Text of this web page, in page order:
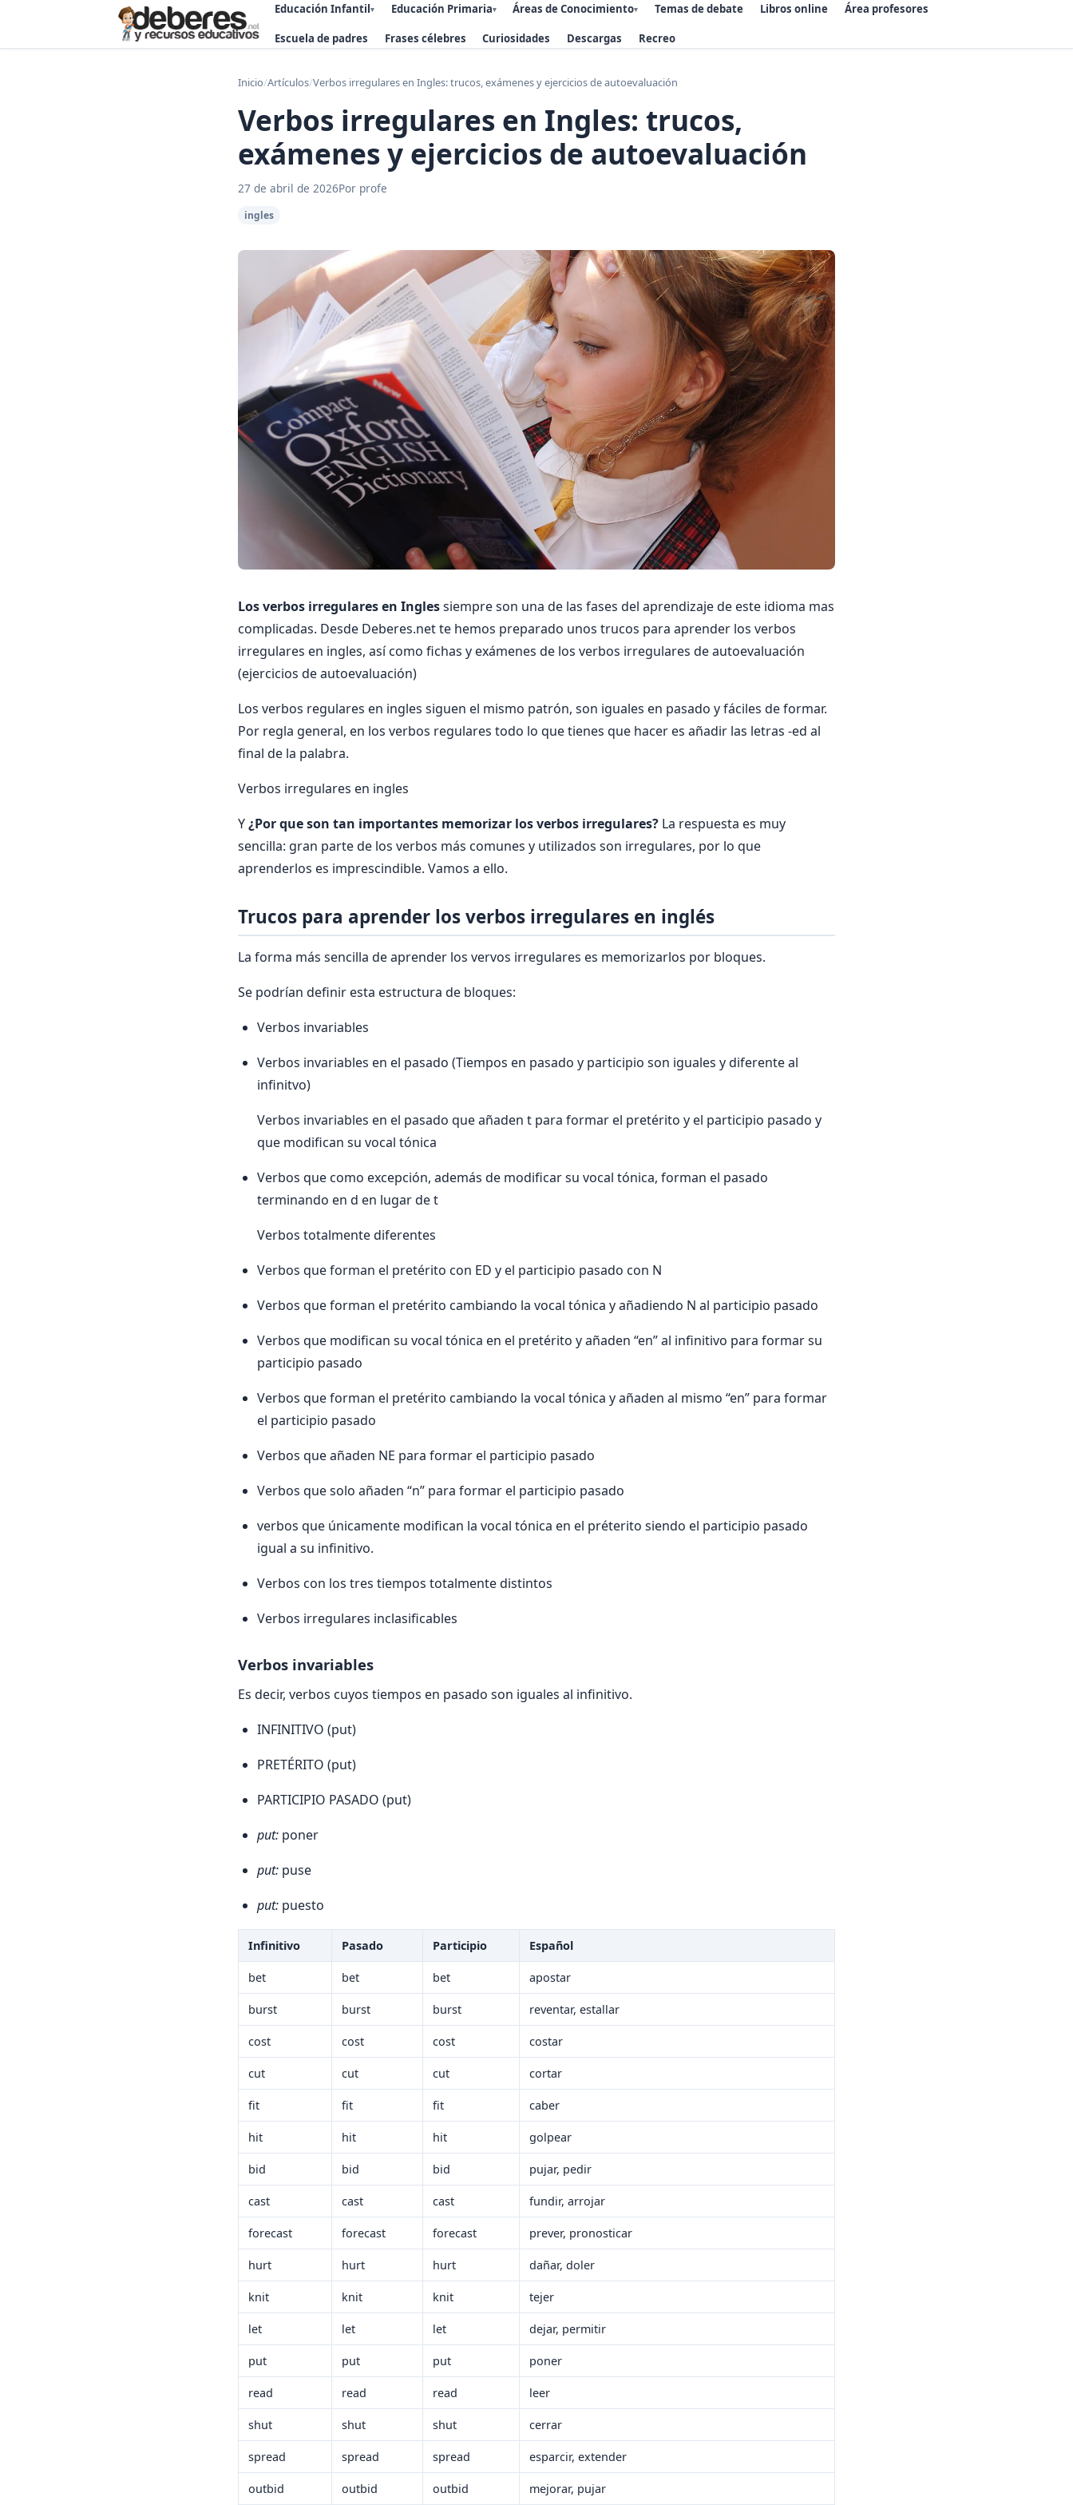
Educación Infantil▾ Educación Primaria▾ Áreas de Conocimiento▾ Temas de debate Libros online Área profesores
Escuela de padres Frases célebres Curiosidades Descargas Recreo
Inicio/Artículos/Verbos irregulares en Ingles: trucos, exámenes y ejercicios de autoevaluación
Verbos irregulares en Ingles: trucos,
exámenes y ejercicios de autoevaluación
27 de abril de 2026Por profe
ingles
Los verbos irregulares en Inglessiempre son una de las fases del aprendizaje de este idioma mas
complicadas. Desde Deberes.net te hemos preparado unos trucos para aprender los verbos
irregulares en ingles, así como fichas y exámenes de los verbos irregulares de autoevaluación
(ejercicios de autoevaluación)
Los verbos regulares en ingles siguen el mismo patrón, son iguales en pasado y fáciles de formar.
Por regla general, en los verbos regulares todo lo que tienes que hacer es añadir las letras -ed al
final de la palabra.
Verbos irregulares en ingles
Y¿Por que son tan importantes memorizar los verbos irregulares? La respuesta es muy
sencilla: gran parte de los verbos más comunes y utilizados son irregulares, por lo que
aprenderlos es imprescindible. Vamos a ello.
Trucos para aprender los verbos irregulares en inglés
La forma más sencilla de aprender los vervos irregulares es memorizarlos por bloques.
Se podrían definir esta estructura de bloques:
Verbos invariables
Verbos invariables en el pasado (Tiempos en pasado y participio son iguales y diferente al
infinitvo)
Verbos invariables en el pasado que añaden t para formar el pretérito y el participio pasado y
que modifican su vocal tónica
Verbos que como excepción, además de modificar su vocal tónica, forman el pasado
terminando en d en lugar de t
Verbos totalmente diferentes
Verbos que forman el pretérito con ED y el participio pasado con N
Verbos que forman el pretérito cambiando la vocal tónica y añadiendo N al participio pasado
Verbos que modifican su vocal tónica en el pretérito y añaden “en” al infinitivo para formar su
participio pasado
Verbos que forman el pretérito cambiando la vocal tónica y añaden al mismo “en” para formar
el participio pasado
Verbos que añaden NE para formar el participio pasado
Verbos que solo añaden “n” para formar el participio pasado
verbos que únicamente modifican la vocal tónica en el préterito siendo el participio pasado
igual a su infinitivo.
Verbos con los tres tiempos totalmente distintos
Verbos irregulares inclasificables
Verbos invariables
Es decir, verbos cuyos tiempos en pasado son iguales al infinitivo.
INFINITIVO (put)
PRETÉRITO (put)
PARTICIPIO PASADO (put)
put: poner
put: puse
put: puesto
Infinitivo Pasado Participio Español
bet bet bet apostar
burst burst burst reventar, estallar
cost cost cost costar
cut cut cut cortar
fit fit fit caber
hit hit hit golpear
bid bid bid pujar, pedir
cast cast cast fundir, arrojar
forecast forecast forecast prever, pronosticar
hurt hurt hurt dañar, doler
knit knit knit tejer
let let let dejar, permitir
put put put poner
read read read leer
shut shut shut cerrar
spread spread spread esparcir, extender
outbid outbid outbid mejorar, pujar